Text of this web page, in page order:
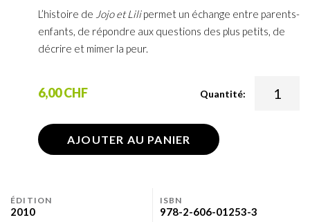
L’histoire de Jojo et Lilipermet un échange entre parents-
enfants, de répondre aux questions des plus petits, de
décrire et mimer la peur.
6,00 CHF Quantité:
AJOUTER AU PANIER
ÉDITION
2010
ISBN
978-2-606-01253-3